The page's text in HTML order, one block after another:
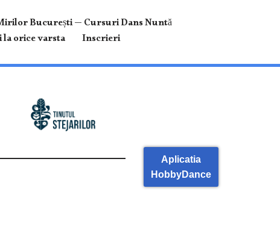
București — Cursuri Dans Nuntă
orice varsta Inscrieri
Aplicatia
HobbyDance